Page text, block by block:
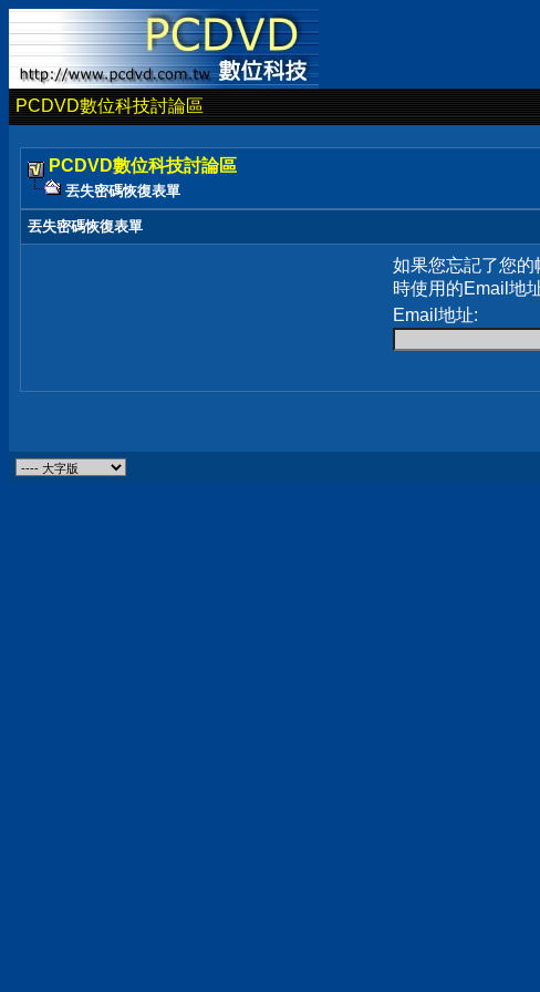
PCDVD數位科技討論區
PCDVD數位科技討論區
丟失密碼恢復表單
丟失密碼恢復表單
如果您忘記了您
時使用的Email地
Email地址: